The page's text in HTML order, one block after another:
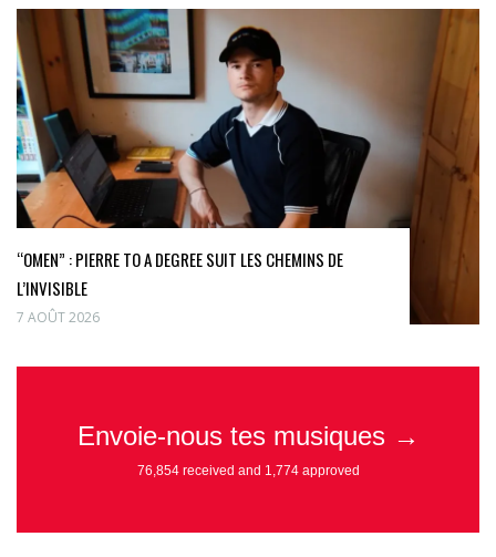
“OMEN” : PIERRE TO A DEGREE SUIT LES CHEMINS DE
L’INVISIBLE
7 AOÛT 2026